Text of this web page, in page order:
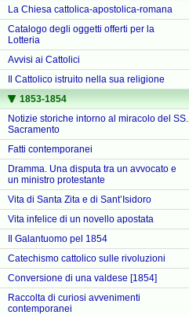
La Chiesa cattolica-apostolica-romana
Catalogo degli oggetti offerti per la
Lotteria
Avvisi ai Cattolici
Il Cattolico istruito nella sua religione
1853-1854
Notizie storiche intorno al miracolo del SS.
Sacramento
Fatti contemporanei
Dramma. Una disputa tra un avvocato e
un ministro protestante
Vita di Santa Zita e di Sant’Isidoro
Vita infelice di un novello apostata
Il Galantuomo pel 1854
Catechismo cattolico sulle rivoluzioni
Conversione di una valdese [1854]
Raccolta di curiosi avvenimenti
contemporanei